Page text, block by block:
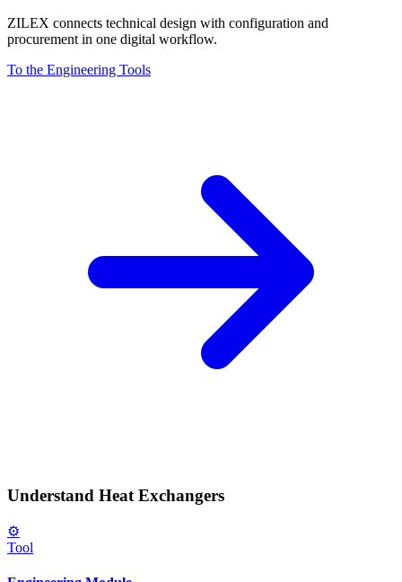
ZILEX connects technical design with configuration and
procurement in one digital workflow.
To the Engineering Tools
Understand Heat Exchangers
⚙️
Tool